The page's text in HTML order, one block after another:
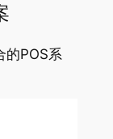
的POS系